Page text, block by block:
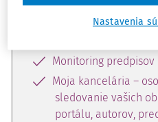
Monitoring predpisov
Moja kancelária –
sledovanie vašich
portálu, autorov,
Nastavenia